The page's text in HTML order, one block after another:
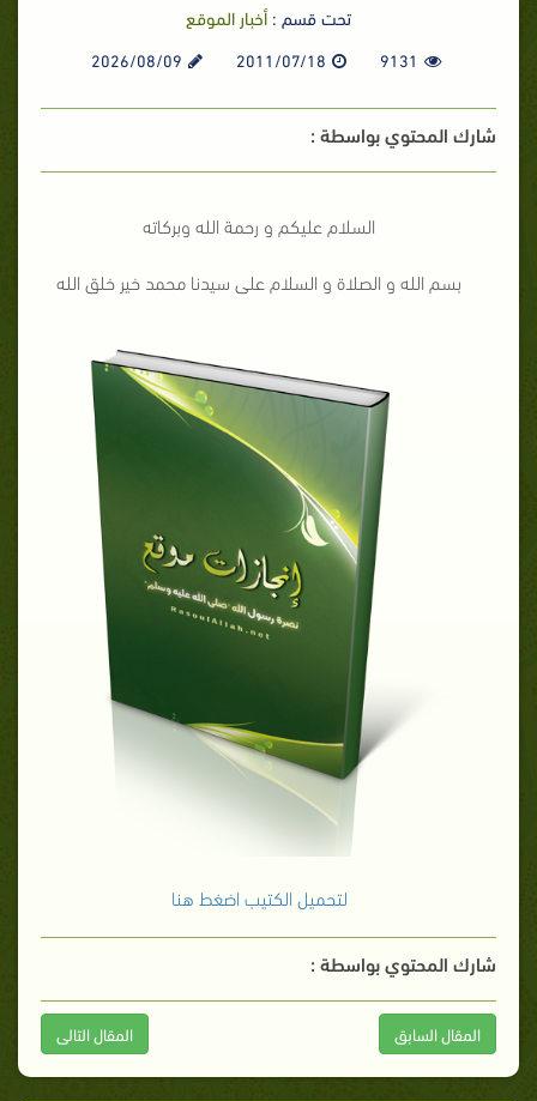
تحت قسم :أخبار الموقع
9131
2011/07/18
2026/08/09
شارك المحتوي بواسطة :
السلام عليكم و رحمة الله وبركاته
بسم الله و الصلاة و السلام على سيدنا محمد خير خلق الله
لتحميل الكتيب اضغط هنا
شارك المحتوي بواسطة :
المقال السابق المقال التالى